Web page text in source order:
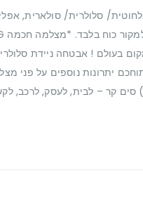
סלולרית/ סולארית,
בעולם ! אבטחה ניידת
יתרונות נוספים על
סים קר – לבית, לעסק, לרכב,